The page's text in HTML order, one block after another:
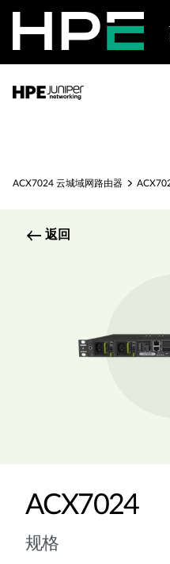
ACX7024 云城域网路由器
返回
ACX7024
规格